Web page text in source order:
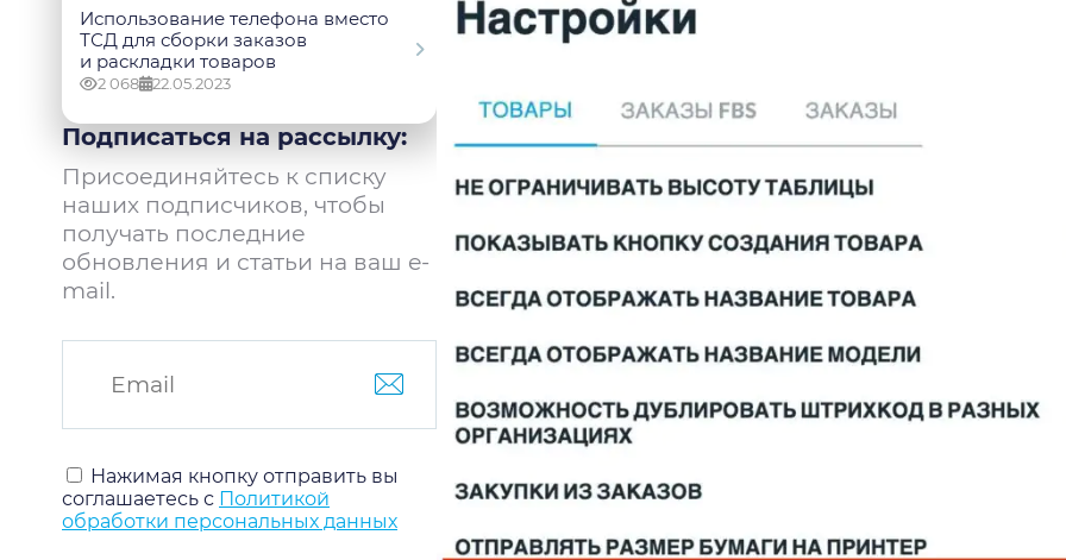
Использование телефона вместо
ТСД для сборки заказов
и раскладки товаров
2 068 22.05.2023
Подписаться на рассылку:
Присоединяйтесь к списку
наших подписчиков, чтобы
получать последние
обновления и статьи на ваш e-
mail.
Нажимая кнопку отправить вы
соглашаетесь с Политикой
обработки персональных данных